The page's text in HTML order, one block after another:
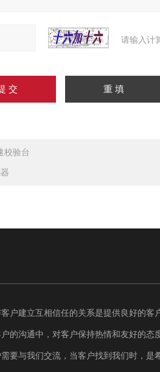
请输入计
校验台
户建立互相信任的关系是提供良好的客
的沟通中，对客户保持热情和友好的态
要与我们交流，当客户找到我们时，是